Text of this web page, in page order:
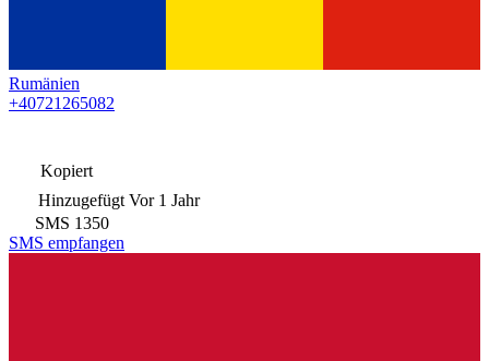
Rumänien
+40721265082
Kopiert
Hinzugefügt Vor 1 Jahr
SMS 1350
SMS empfangen